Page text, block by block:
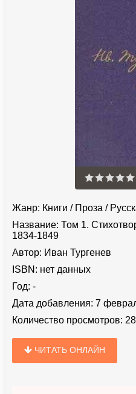
Жанр: Книги / Проза /
Название: Том 1.
1834-1849
Автор: Иван Тургенев
ISBN: нет данных
Год: -
Дата добавления: 7
Количество просмотров:
ЧИТАТЬ ОНЛАЙН